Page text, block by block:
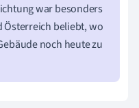
war besonders
Österreich beliebt, wo
noch heute zu